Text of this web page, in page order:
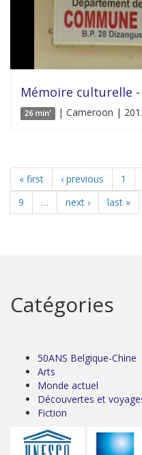
Mémoire culturelle -
26 min' | Cameroon |
« first ‹ previous 1
9
… next › last »
Catégories
50ANS Belgique-Chine
Arts
Monde actuel
Découvertes et
Fiction